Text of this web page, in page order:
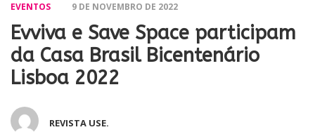
EVENTOS 9 DE NOVEMBRO DE 2022
Evviva e Save Space participam
da Casa Brasil Bicentenário
Lisboa 2022
REVISTA USE.